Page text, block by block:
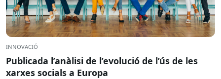
INNOVACIÓ
Publicada l’anàlisi de l’evolució de l’ús de les
xarxes socials a Europa